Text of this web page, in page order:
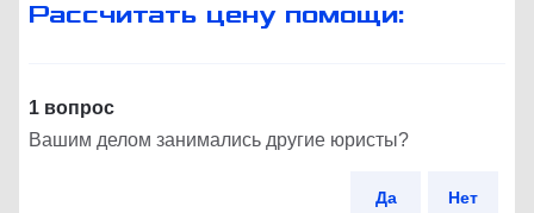
Рассчитать цену помощи:
1 вопрос
Вашим делом занимались другие юристы?
Да Нет